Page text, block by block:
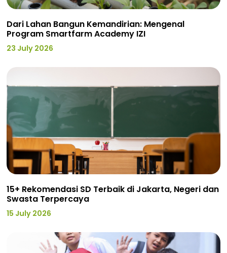
Dari Lahan Bangun Kemandirian: Mengenal
Program Smartfarm Academy IZI
23 July 2026
15+ Rekomendasi SD Terbaik di Jakarta, Negeri dan
Swasta Terpercaya
15 July 2026